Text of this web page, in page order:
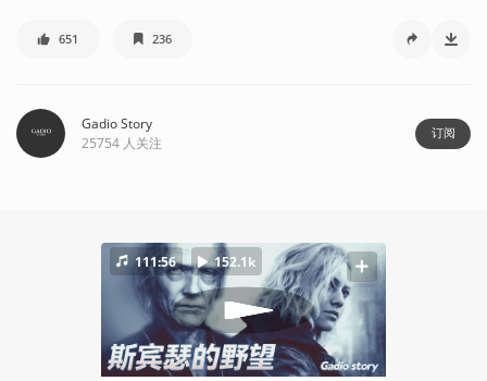
651 236
Gadio Story
25754 人关注
订阅
111:56 152.1k